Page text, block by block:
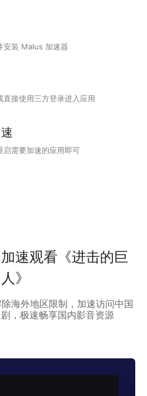
安装 Malus 加速器
直接使用三方登录进入应用
启需要加速的应用即可
速观看《进击的巨
人》
海外地区限制，加速访问中国
，极速畅享国内影音资源